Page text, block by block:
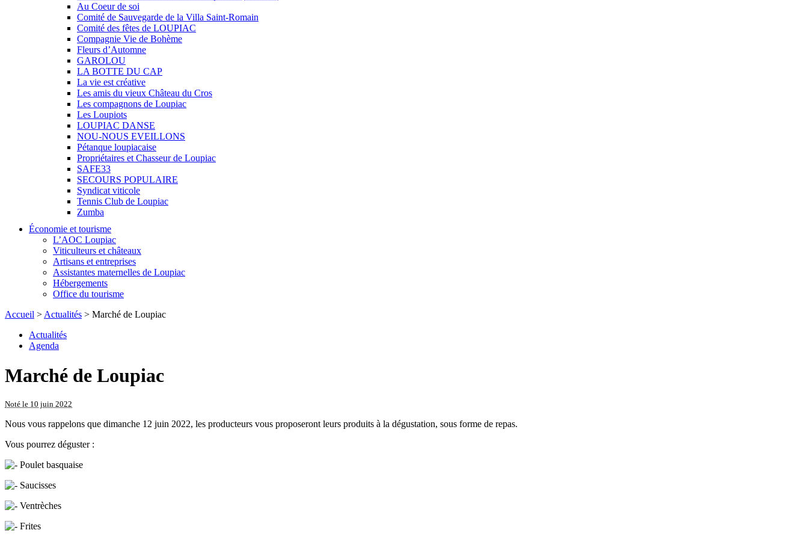
Au Coeur de soi
Comité de Sauvegarde de la Villa Saint-Romain
Comité des fêtes de LOUPIAC
Compagnie Vie de Bohème
Fleurs d’Automne
GAROLOU
LA BOTTE DU CAP
La vie est créative
Les amis du vieux Château du Cros
Les compagnons de Loupiac
Les Loupiots
LOUPIAC DANSE
NOU-NOUS EVEILLONS
Pétanque loupiacaise
Propriétaires et Chasseur de Loupiac
SAFE33
SECOURS POPULAIRE
Syndicat viticole
Tennis Club de Loupiac
Zumba
Économie et tourisme
L’AOC Loupiac
Viticulteurs et châteaux
Artisans et entreprises
Assistantes maternelles de Loupiac
Hébergements
Office du tourisme
Accueil > Actualités > Marché de Loupiac
Actualités
Agenda
Marché de Loupiac
Noté le 10 juin 2022
Nous vous rappelons que dimanche 12 juin 2022, les producteurs vous proposeront leurs produits à la dégustation, sous forme de repas.
Vous pourrez déguster :
Poulet basquaise
Saucisses
Ventrèches
Frites